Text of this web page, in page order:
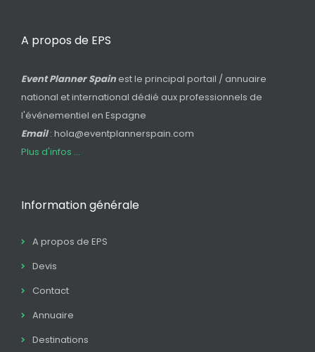
A propos de EPS
Event Planner Spain est le principal portail / annuaire
national et international dédié aux professionnels de
l'événementiel en Espagne
Email: hola@eventplannerspain.com
Plus d'infos ...
Information générale
A propos de EPS
Devis
Contact
Annuaire
Destinations